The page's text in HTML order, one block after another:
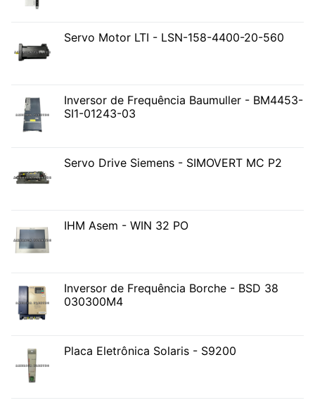
Servo Motor LTI - LSN-158-4400-20-560
Inversor de Frequência Baumuller - BM4453-
SI1-01243-03
Servo Drive Siemens - SIMOVERT MC P2
IHM Asem - WIN 32 PO
Inversor de Frequência Borche - BSD 38
030300M4
Placa Eletrônica Solaris - S9200